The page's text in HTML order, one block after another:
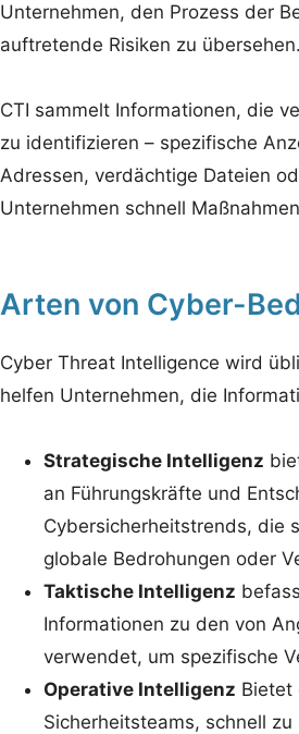
Unternehmen, den Prozess der
auftretende Risiken zu übersehen.
CTI sammelt Informationen, die
zu identifizieren – spezifische
Adressen, verdächtige Dateien
Unternehmen schnell
Arten von Cyber-
Cyber Threat Intelligence wird
helfen Unternehmen, die
Strategische Intelligenz
an Führungskräfte und
Cybersicherheitstrends, die
globale Bedrohungen oder
Taktische Intelligenz
Informationen zu den von
verwendet, um spezifische
Operative Intelligenz Bietet
Sicherheitsteams, schnell